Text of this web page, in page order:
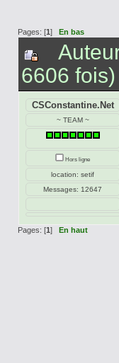
Pages: [1] En bas
6606 fois)
CSConstantine.Net
~ TEAM ~
Hors ligne
location: setif
Messages: 12647
Pages: [1] En haut